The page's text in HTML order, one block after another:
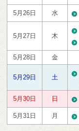
5月26日 水
5月27日 木
5月28日 金
5月29日 土
5月30日 日
5月31日 月